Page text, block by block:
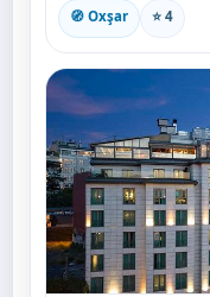
🧭 Oxşar ⭐ 4